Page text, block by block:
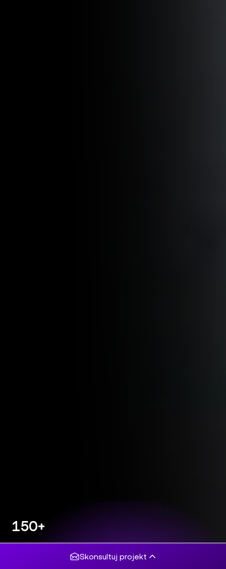
Skonsultuj projekt
150+
projektówkomercyjnych